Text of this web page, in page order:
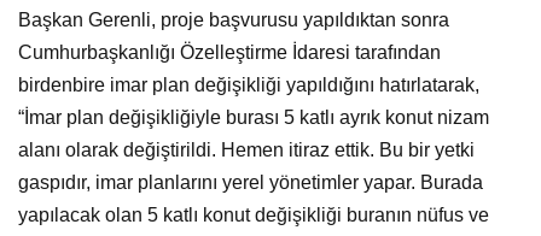
Başkan Gerenli, proje başvurusu yapıldıktan sonra
Cumhurbaşkanlığı Özelleştirme İdaresi tarafından
birdenbire imar plan değişikliği yapıldığını hatırlatarak,
“İmar plan değişikliğiyle burası 5 katlı ayrık konut nizam
alanı olarak değiştirildi. Hemen itiraz ettik. Bu bir yetki
gaspıdır, imar planlarını yerel yönetimler yapar. Burada
yapılacak olan 5 katlı konut değişikliği buranın nüfus ve